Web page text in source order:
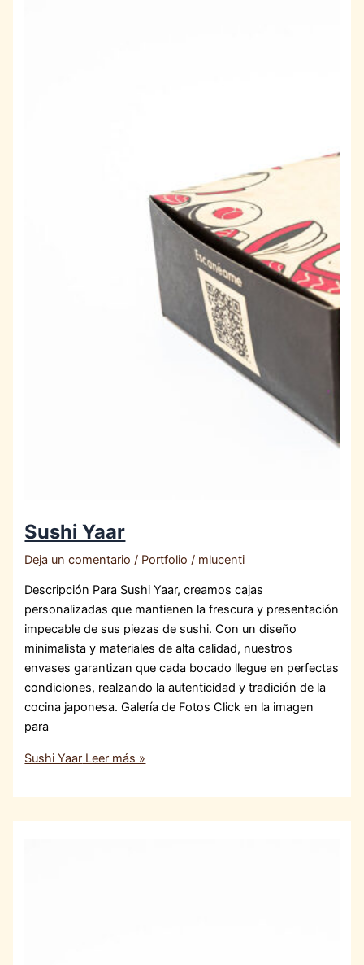
Sushi Yaar
Deja un comentario / Portfolio / mlucenti
Descripción Para Sushi Yaar, creamos cajas
personalizadas que mantienen la frescura y presentación
impecable de sus piezas de sushi. Con un diseño
minimalista y materiales de alta calidad, nuestros
envases garantizan que cada bocado llegue en perfectas
condiciones, realzando la autenticidad y tradición de la
cocina japonesa. Galería de Fotos Click en la imagen
para
Sushi Yaar Leer más »